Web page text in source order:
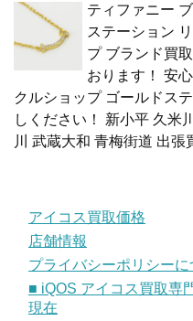
ティファニー
ステーション
プ ブランド買
おります！ 安
クルショップ ゴールドス
しください！ 新小平 久米
川 武蔵大和 青梅街道 出
アイコス買取価格
店舗情報
プライバシーポリシーに
■ iQOS アイコス買取専
現在